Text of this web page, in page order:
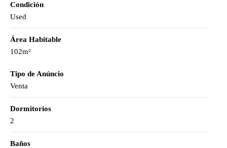
Condición
Used
Área Habitable
102m²
Tipo de Anúncio
Venta
Dormitorios
2
Baños